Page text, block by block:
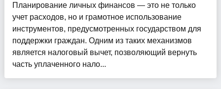
Планирование личных финансов — это не только
учет расходов, но и грамотное использование
инструментов, предусмотренных государством для
поддержки граждан. Одним из таких механизмов
является налоговый вычет, позволяющий вернуть
часть уплаченного нало...